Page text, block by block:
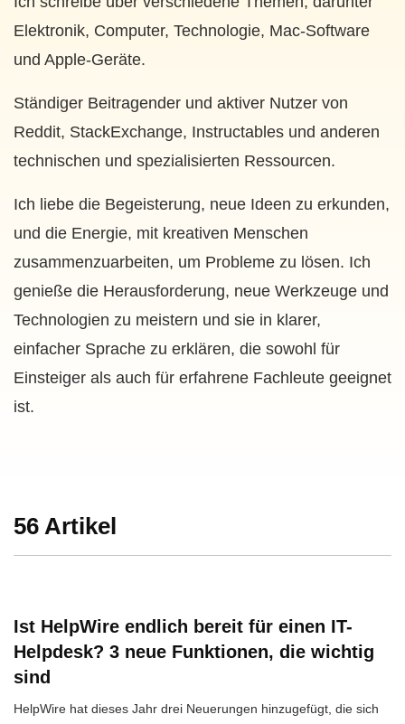
Elektronik, Computer, Technologie, Mac-Software
und Apple-Geräte.
Ständiger Beitragender und aktiver Nutzer von
Reddit, StackExchange, Instructables und anderen
technischen und spezialisierten Ressourcen.
Ich liebe die Begeisterung, neue Ideen zu erkunden,
und die Energie, mit kreativen Menschen
zusammenzuarbeiten, um Probleme zu lösen. Ich
genieße die Herausforderung, neue Werkzeuge und
Technologien zu meistern und sie in klarer,
einfacher Sprache zu erklären, die sowohl für
Einsteiger als auch für erfahrene Fachleute geeignet
ist.
56 Artikel
Ist HelpWire endlich bereit für einen IT-
Helpdesk? 3 neue Funktionen, die wichtig
sind
HelpWire hat dieses Jahr drei Neuerungen hinzugefügt, die sich